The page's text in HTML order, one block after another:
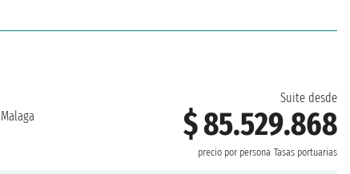
Suite desde
$ 85.529.868
precio por persona Tasas portuarias
Malaga